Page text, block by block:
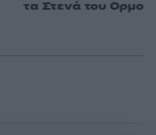
τα Στενά του